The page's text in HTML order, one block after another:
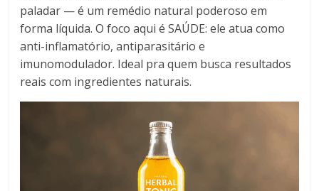
paladar — é um remédio natural poderoso em
forma líquida. O foco aqui é SAÚDE: ele atua como
anti-inflamatório, antiparasitário e
imunomodulador. Ideal pra quem busca resultados
reais com ingredientes naturais.